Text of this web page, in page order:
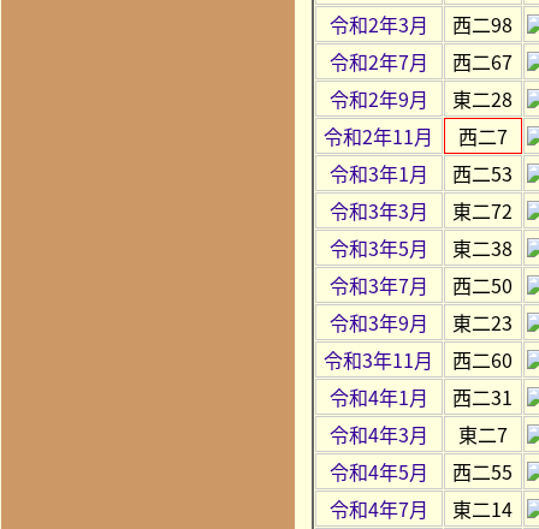
令和2年3月
西二98
令和2年7月
西二67
令和2年9月
東二28
令和2年11月
西二7
令和3年1月
西二53
令和3年3月
東二72
令和3年5月
東二38
令和3年7月
西二50
令和3年9月
東二23
令和3年11月
西二60
令和4年1月
西二31
令和4年3月
東二7
令和4年5月
西二55
令和4年7月
東二14